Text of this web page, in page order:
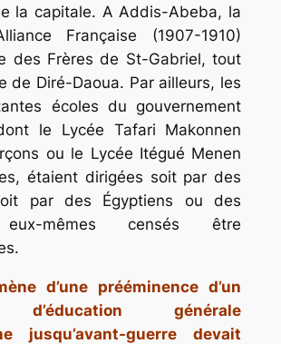
la capitale. A Addis-Abeba, la
Française (1907-1910)
des Frères de St-Gabriel, tout
de Diré-Daoua. Par ailleurs, les
écoles du gouvernement
le Lycée Tafari Makonnen
ou le Lycée Itégué Menen
étaient dirigées soit par des
par des Égyptiens ou des
mêmes censés être
d’une prééminence d’un
d’éducation générale
jusqu’avant-guerre devait